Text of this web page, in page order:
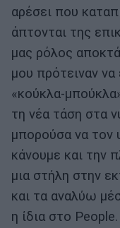
αρέσει που
άπτονται της
μας ρόλος
μου πρότειναν
«κούκλα-
τη νέα τάση στα
μπορούσα να τον
κάνουμε και την
μια στήλη στην
και τα αναλύω
η ίδια στο People.